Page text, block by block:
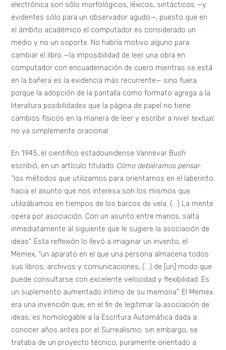
electrónica son sólo morfológicos, léxicos, sintácticos —y
evidentes sólo para un observador agudo—, puesto que en
el ámbito académico el computador es considerado un
medio y no un soporte. No habría motivo alguno para
cambiar el libro —la imposibilidad de leer una obra en
computador con encuadernación de cuero mientras se está
en la bañera es la evidencia más recurrente— sino fuera
porque la adopción de la pantalla como formato agrega a la
literatura posibilidades que la página de papel no tiene:
cambios físicos en la manera de leer y escribir a nivel textual,
no ya simplemente oracional.
En 1945, el científico estadounidense Vannevar Bush
escribió, en un artículo titulado Cómo debiéramos pensar:
“los métodos que utilizamos para orientarnos en el laberinto
hacia el asunto que nos interesa son los mismos que
utilizábamos en tiempos de los barcos de vela. (…) La mente
opera por asociación. Con un asunto entre manos, salta
inmediatamente al siguiente que le sugiere la asociación de
ideas”. Esta reflexión lo llevó a imaginar un invento, el
Memex, “un aparato en el que una persona almacena todos
sus libros, archivos y comunicaciones, (…) de [un] modo que
puede consultarse con excelente velocidad y flexibilidad. Es
un suplemento aumentado íntimo de su memoria”. El Memex
era una invención que, en el fin de legitimar la asociación de
ideas, es homologable a la Escritura Automática dada a
conocer años antes por el Surrealismo; sin embargo, se
trataba de un proyecto técnico, puramente orientado a